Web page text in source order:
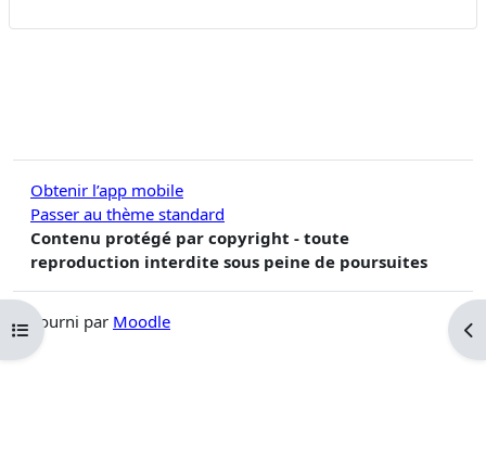
Ouvrir l’index du cours
Obtenir l’app mobile
Passer au thème standard
Contenu protégé par copyright - toute
reproduction interdite sous peine de poursuites
Fourni par Moodle